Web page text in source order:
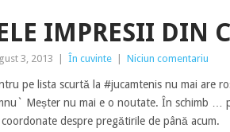
IMPRESII DIN
3, 2013 În cuvinte Niciun comentariu
pe lista scurtă la #jucamtenis nu mai are
Meșter nu mai e o noutate. În schimb …
despre pregătirile de până acum.